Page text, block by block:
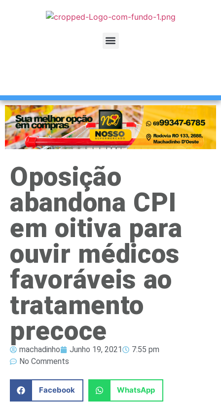
Oposição
abandona CPI
em oitiva para
ouvir médicos
favoráveis ao
tratamento
precoce
machadinho Junho 19, 2021
7:55 pm
No Comments
Facebook WhatsApp